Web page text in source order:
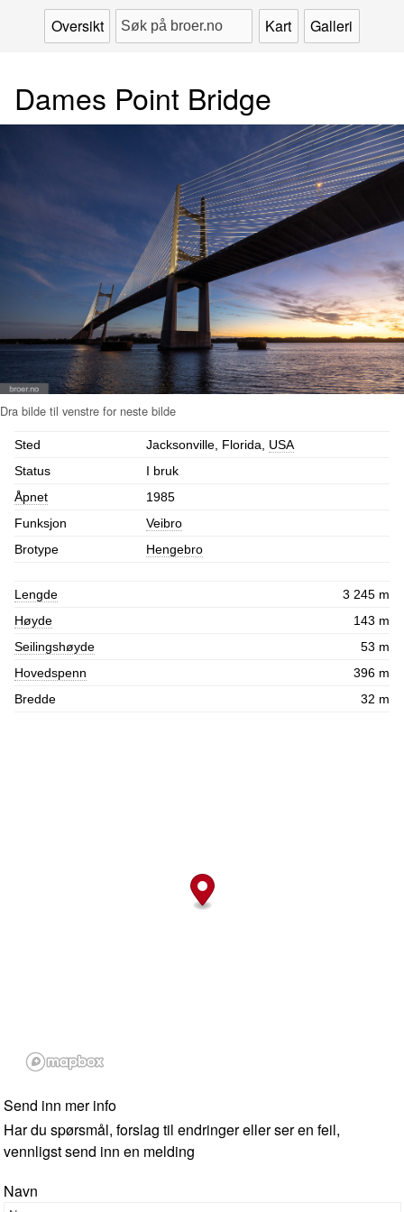
Oversikt Kart Galleri
Dames Point Bridge
Sted Jacksonville, Florida, USA
Status
I bruk
Åpnet
1985
Funksjon
Veibro
Brotype
Hengebro
Lengde
3 245 m
Høyde
143 m
Seilingshøyde
53 m
Hovedspenn
396 m
Bredde
32 m
Send inn mer info
Har du spørsmål, forslag til endringer eller ser en feil,
vennligst send inn en melding
Navn